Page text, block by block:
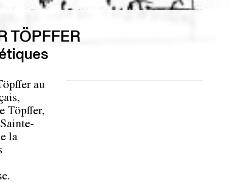
TÖPFFER
au
Töpffer,
la